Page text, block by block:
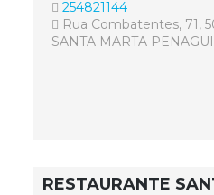
254821144
Rua Combatentes, 71,
SANTA MARTA
RESTAURANTE